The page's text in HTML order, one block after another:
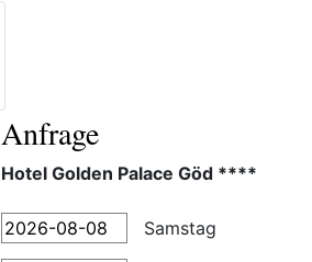
Anfrage
Hotel Golden Palace Göd ****
Samstag